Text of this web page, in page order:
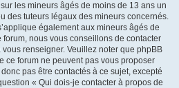
les mineurs âgés de moins de 13 ans un
des tuteurs légaux des mineurs concernés.
également aux mineurs âgés de
nous vous conseillons de contacter
renseigner. Veuillez noter que phpBB
ce forum ne peuvent pas vous proposer
pas être contactés à ce sujet, excepté
« Qui dois-je contacter à propos de